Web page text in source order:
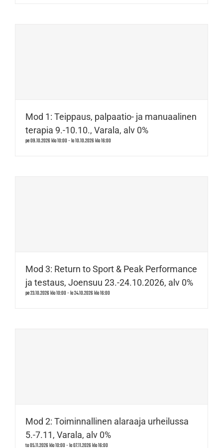
Mod 1: Teippaus, palpaatio- ja manuaalinen
terapia 9.-10.10., Varala, alv 0%
pe 09.10.2026 klo 10:00-la 10.10.2026 klo 16:00
Mod 3: Return to Sport & Peak Performance
ja testaus, Joensuu 23.-24.10.2026, alv 0%
pe 23.10.2026 klo 10:00-la 24.10.2026 klo 16:00
Mod 2: Toiminnallinen alaraaja urheilussa
5.-7.11, Varala, alv 0%
to 05.11.2026 klo 10:00-la 07.11.2026 klo 16:00